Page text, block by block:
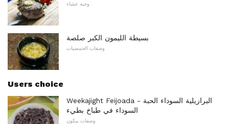
وجبة عشاء
بسيطة الليمون الكبر صلصة
وصفات الحمضيات
Users choice
Weekajight Feijoada - البرازيلية السوداء الحبة
السوداء في طباخ بطيء
وصفات بيكون